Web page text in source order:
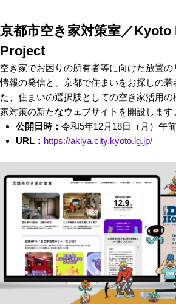
京都市空き家対策室／
Project
空き家でお困りの所有者等に向けた放置
情報の発信と、京都で住まいをお探しの
た、住まいの選択肢としての空き家活用の
家対策の新たなウェブサイトを開設します
公開日時：令和5年12月18日（月）午
URL： https://akiya.city.kyoto.lg.jp/